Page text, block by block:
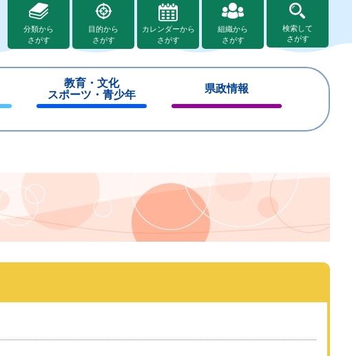
分類から
さがす
目的から
さがす
カレンダーから
さがす
組織から
さがす
検索して
さがす
教育・文化
スポーツ・青少年
じ
県政情報
じ